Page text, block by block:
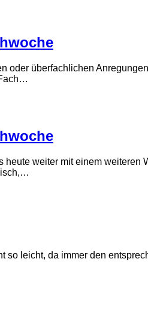
überfachlichen
weiter mit einem
leicht, da immer den